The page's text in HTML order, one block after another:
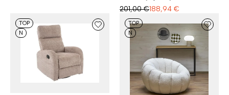
201,00 €188,94 €
TOP
N
TOP
N